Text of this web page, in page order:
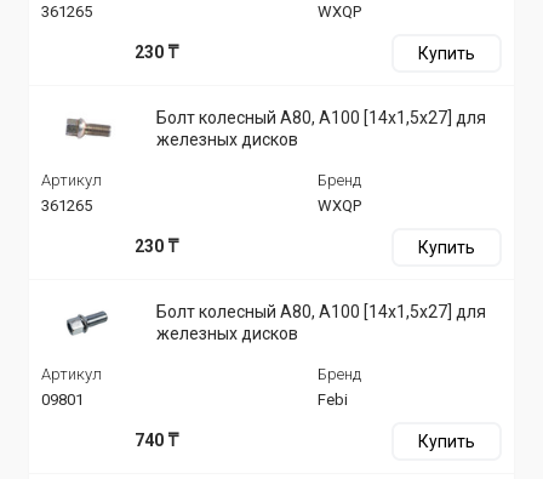
361265
WXQP
230 ₸ Купить
Болт колесный A80, A100 [14x1,5x27] для
железных дисков
Артикул
361265
Бренд
WXQP
230 ₸ Купить
Болт колесный A80, A100 [14x1,5x27] для
железных дисков
Артикул
09801
Бренд
Febi
740 ₸ Купить